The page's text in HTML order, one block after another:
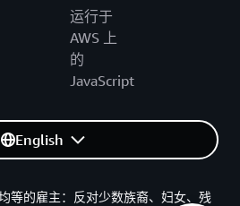
运行于
AWS 上
的
JavaScript
English
等的雇主：反对少数族裔、妇女、残